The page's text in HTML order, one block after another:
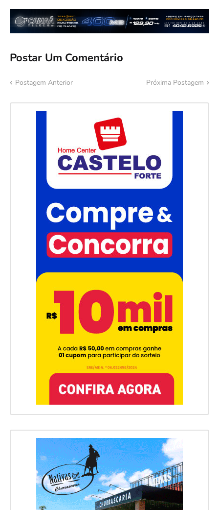
Postar Um Comentário
Postagem Anterior Próxima Postagem